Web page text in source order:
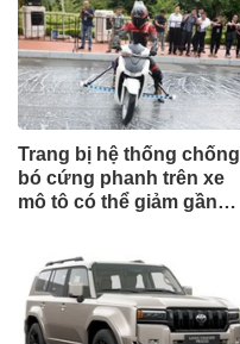
Trang bị hệ thống chống
bó cứng phanh trên xe
mô tô có thể giảm gần